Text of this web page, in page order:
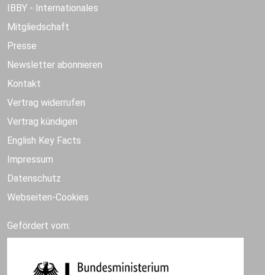
IBBY - Internationales
Mitgliedschaft
Presse
Newsletter abonnieren
Kontakt
Vertrag widerrufen
Vertrag kündigen
English Key Facts
Impressum
Datenschutz
Webseiten-Cookies
Gefördert vom: